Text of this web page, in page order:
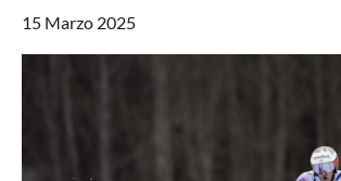
15 Marzo 2025